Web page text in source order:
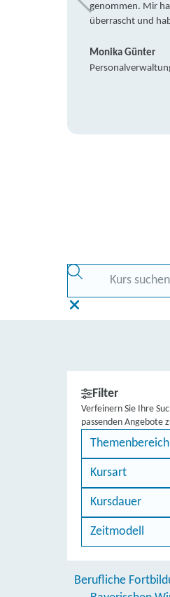
genommen. Mir
überrascht und
Monika Günter
Filter
Verfeinern Sie Ihre
passenden Angebote
Themenbereich
Kursart
Kursdauer
Zeitmodell
Berufliche